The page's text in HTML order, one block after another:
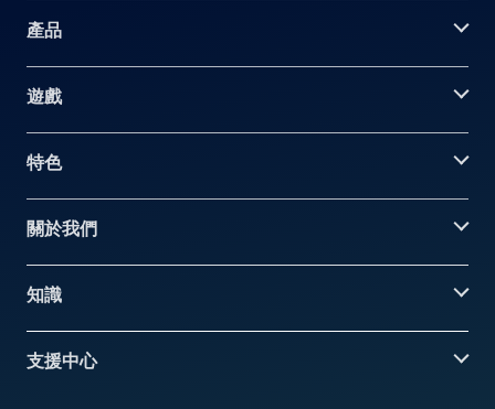
產品
遊戲
特色
關於我們
知識
支援中心